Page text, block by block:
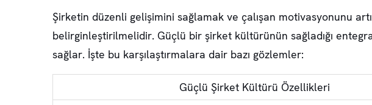
Şirketin düzenli gelişimini sağlamak ve çalışan motivasyonunu
belirginleştirilmelidir. Güçlü bir şirket kültürünün sağladığı
sağlar. İşte bu karşılaştırmalara dair bazı gözlemler:
Güçlü Şirket Kültürü Özellikleri